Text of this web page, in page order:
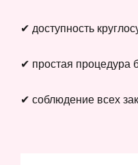
✔ доступность
✔ простая процедура
✔ соблюдение всех